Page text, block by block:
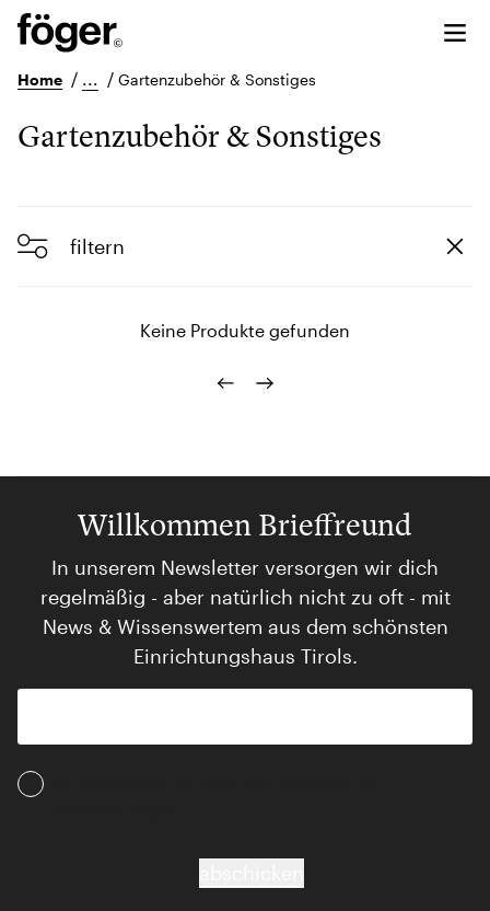
Home / ... / Gartenzubehör & Sonstiges
Gartenzubehör & Sonstiges
filtern
Keine Produkte gefunden
Willkommen Brieffreund
In unserem Newsletter versorgen wir dich
regelmäßig - aber natürlich nicht zu oft - mit
News & Wissenswertem aus dem schönsten
Einrichtungshaus Tirols.